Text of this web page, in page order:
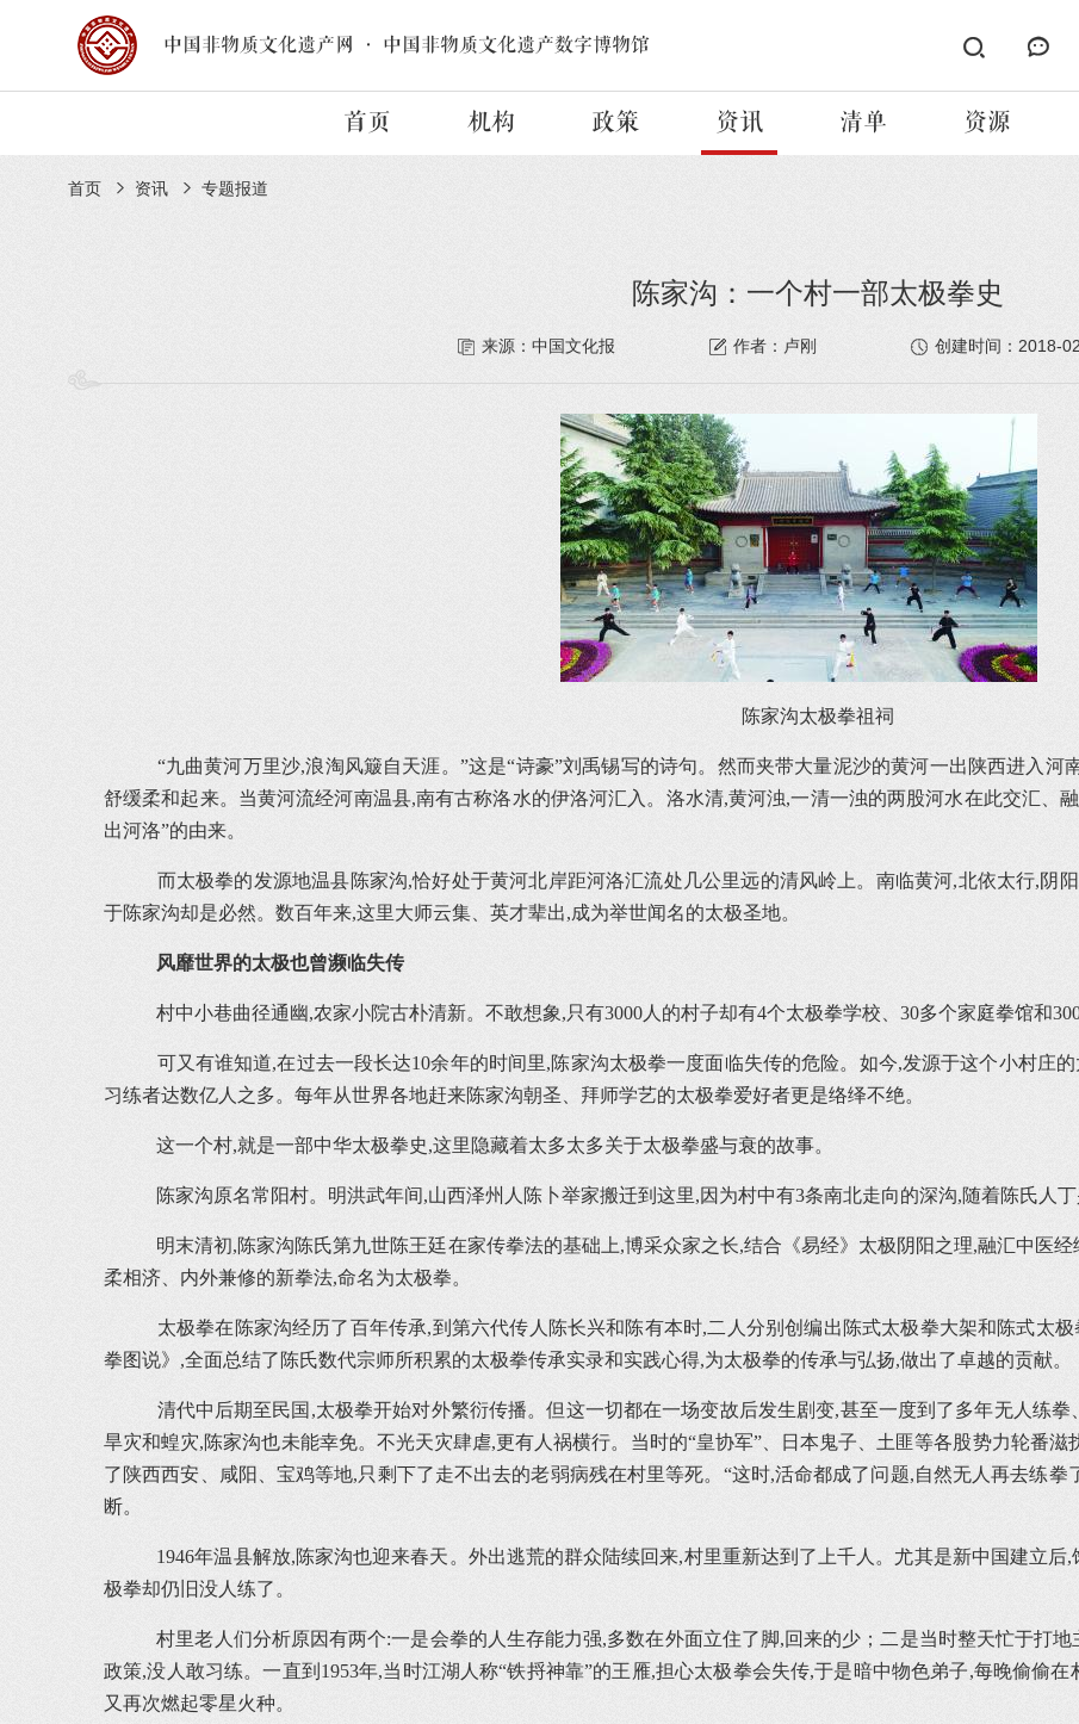
中国非物质文化遗产网 · 中国非物质文化遗产数字博物馆
首页 机构 政策 资讯 清单 资源
首页 资讯 专题报道
陈家沟：一个村一部太极拳史
来源：中国文化报 作者：卢刚 创建时间： 2018-
陈家沟太极拳祖祠
“九曲黄河万里沙,浪淘风簸自天涯。”这是“诗豪”刘禹锡写的诗句。然而夹带大量泥沙的黄河一出陕西进入河
舒缓柔和起来。当黄河流经河南温县,南有古称洛水的伊洛河汇入。洛水清,黄河浊,一清一浊的两股河水在此交汇、
出河洛”的由来。
而太极拳的发源地温县陈家沟,恰好处于黄河北岸距河洛汇流处几公里远的清风岭上。南临黄河,北依太行,阴
于陈家沟却是必然。数百年来,这里大师云集、英才辈出,成为举世闻名的太极圣地。
风靡世界的太极也曾濒临失传
村中小巷曲径通幽,农家小院古朴清新。不敢想象,只有3000人的村子却有4个太极拳学校、30多个家庭拳馆和300
可又有谁知道,在过去一段长达10余年的时间里,陈家沟太极拳一度面临失传的危险。如今,发源于这个小村庄
习练者达数亿人之多。每年从世界各地赶来陈家沟朝圣、拜师学艺的太极拳爱好者更是络绎不绝。
这一个村,就是一部中华太极拳史,这里隐藏着太多太多关于太极拳盛与衰的故事。
陈家沟原名常阳村。明洪武年间,山西泽州人陈卜举家搬迁到这里,因为村中有3条南北走向的深沟,随着陈氏人丁
明末清初,陈家沟陈氏第九世陈王廷在家传拳法的基础上,博采众家之长,结合《易经》太极阴阳之理,融汇中医
柔相济、内外兼修的新拳法,命名为太极拳。
太极拳在陈家沟经历了百年传承,到第六代传人陈长兴和陈有本时,二人分别创编出陈式太极拳大架和陈式太
拳图说》,全面总结了陈氏数代宗师所积累的太极拳传承实录和实践心得,为太极拳的传承与弘扬,做出了卓越的贡献。
清代中后期至民国,太极拳开始对外繁衍传播。但这一切都在一场变故后发生剧变,甚至一度到了多年无人练拳
旱灾和蝗灾,陈家沟也未能幸免。不光天灾肆虐,更有人祸横行。当时的“皇协军”、日本鬼子、土匪等各股势力轮番
了陕西西安、咸阳、宝鸡等地,只剩下了走不出去的老弱病残在村里等死。“这时,活命都成了问题,自然无人再去练
断。
1946年温县解放,陈家沟也迎来春天。外出逃荒的群众陆续回来,村里重新达到了上千人。尤其是新中国建立后
极拳却仍旧没人练了。
村里老人们分析原因有两个:一是会拳的人生存能力强,多数在外面立住了脚,回来的少；二是当时整天忙于打
政策,没人敢习练。一直到1953年,当时江湖人称“铁捋神靠”的王雁,担心太极拳会失传,于是暗中物色弟子,每晚偷偷
又再次燃起零星火种。